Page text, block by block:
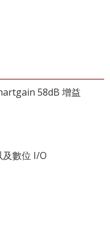
58dB 增益
及數位 I/O